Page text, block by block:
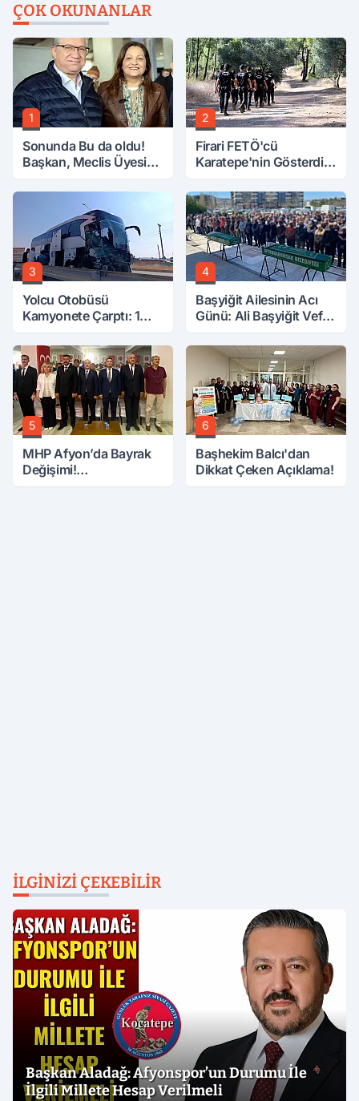
ÇOK OKUNANLAR
1
Sonunda Bu da oldu!
Başkan, Meclis Üyesini
Attırdı
2
Firari FETÖ'cü
Karatepe'nin Gösterdiği
Aranıyor
3
Yolcu Otobüsü
Kamyonete Çarptı: 1
4
Başyiğit Ailesinin Acı
Günü: Ali Başyiğit Vefat
5
MHP Afyon’da Bayrak
Değişimi!
6
Başhekim Balcı'dan
Dikkat Çeken Açıklama!
İLGINIZI ÇEKEBILIR
Başkan Aladağ: Afyonspor’un Durumu İle
İlgili Millete Hesap Verilmeli